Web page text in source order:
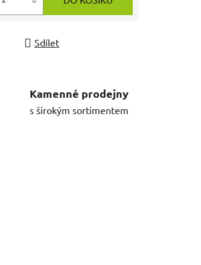
Sdílet
Kamenné prodejny
s širokým sortimentem